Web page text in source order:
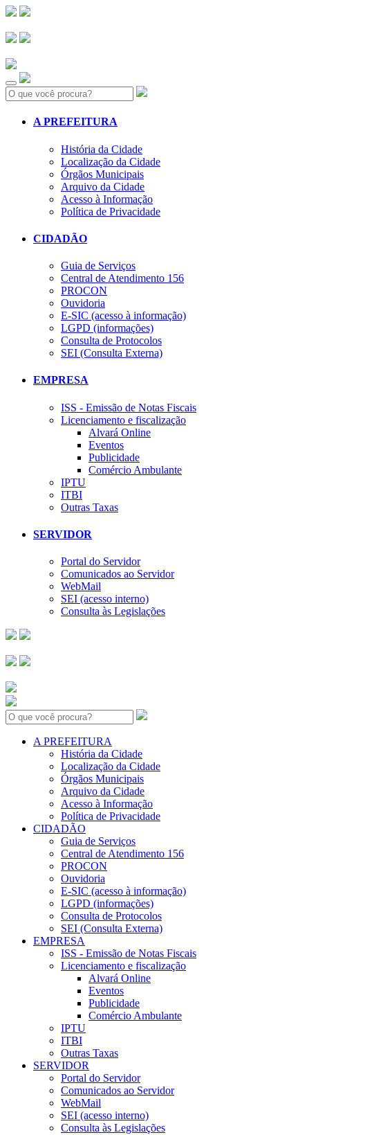
Search:
A PREFEITURA
História da Cidade
Localização da Cidade
Órgãos Municipais
Arquivo da Cidade
Acesso à Informação
Política de Privacidade
CIDADÃO
Guia de Serviços
Central de Atendimento 156
PROCON
Ouvidoria
E-SIC (acesso à informação)
LGPD (informações)
Consulta de Protocolos
SEI (Consulta Externa)
EMPRESA
ISS - Emissão de Notas Fiscais
Licenciamento e fiscalização
Alvará Online
Eventos
Publicidade
Comércio Ambulante
IPTU
ITBI
Outras Taxas
SERVIDOR
Portal do Servidor
Comunicados ao Servidor
WebMail
SEI (acesso interno)
Consulta às Legislações
Search:
A PREFEITURA
História da Cidade
Localização da Cidade
Órgãos Municipais
Arquivo da Cidade
Acesso à Informação
Política de Privacidade
CIDADÃO
Guia de Serviços
Central de Atendimento 156
PROCON
Ouvidoria
E-SIC (acesso à informação)
LGPD (informações)
Consulta de Protocolos
SEI (Consulta Externa)
EMPRESA
ISS - Emissão de Notas Fiscais
Licenciamento e fiscalização
Alvará Online
Eventos
Publicidade
Comércio Ambulante
IPTU
ITBI
Outras Taxas
SERVIDOR
Portal do Servidor
Comunicados ao Servidor
WebMail
SEI (acesso interno)
Consulta às Legislações